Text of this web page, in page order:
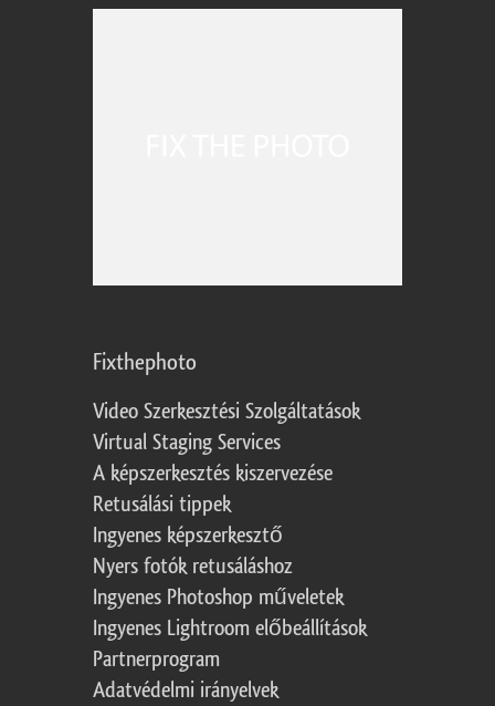
Fixthephoto
Video Szerkesztési Szolgáltatások
Virtual Staging Services
A képszerkesztés kiszervezése
Retusálási tippek
Ingyenes képszerkesztő
Nyers fotók retusáláshoz
Ingyenes Photoshop műveletek
Ingyenes Lightroom előbeállítások
Partnerprogram
Adatvédelmi irányelvek